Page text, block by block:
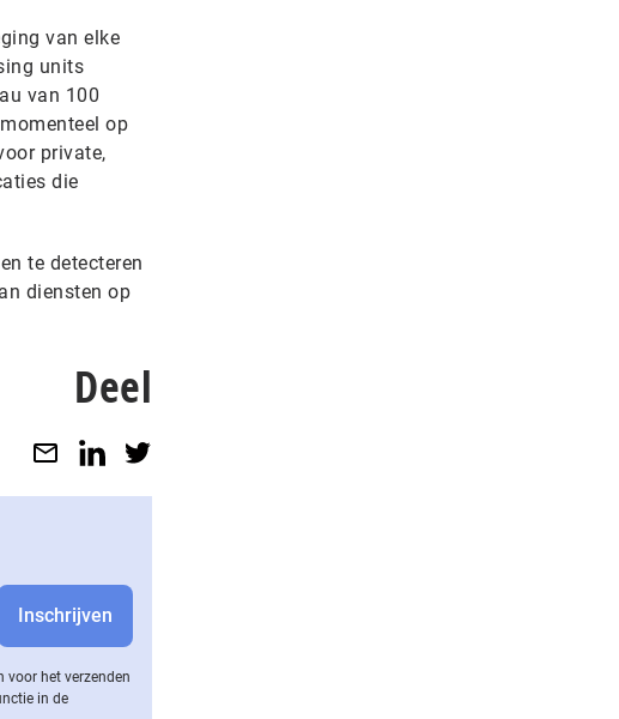
van elke
units
van 100
op
private,
die
te detecteren
diensten op
Deel
voor het verzenden
in de